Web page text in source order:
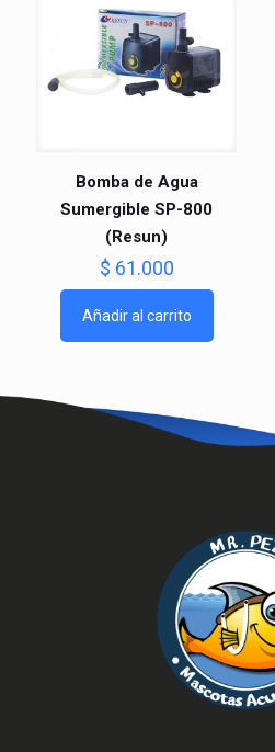
Bomba de Agua
Sumergible SP-800
(Resun)
$ 61.000
Añadir al carrito